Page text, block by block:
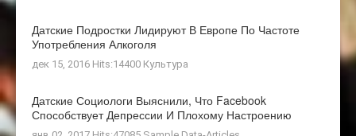
Датские Подростки Лидируют В Европе По Частоте
Употребления Алкоголя
дек 15, 2016 Hits:14400 Культура
Датские Социологи Выяснили, Что Facebook
Способствует Депрессии И Плохому Настроению